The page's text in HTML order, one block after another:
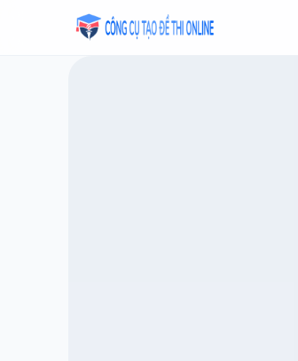
Taodethi.xyz - Tạo đề thi Online miễn phí